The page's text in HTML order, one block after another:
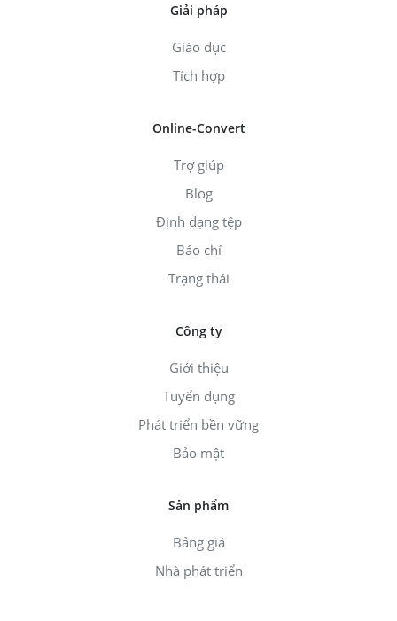
Giải pháp
Giáo dục
Tích hợp
Online-Convert
Trợ giúp
Blog
Định dạng tệp
Báo chí
Trạng thái
Công ty
Giới thiệu
Tuyển dụng
Phát triển bền vững
Bảo mật
Sản phẩm
Bảng giá
Nhà phát triển